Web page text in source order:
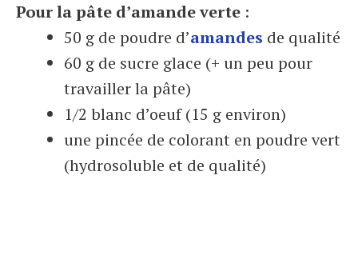
Pour la pâte d’amande verte :
50 g de poudre d’amandes de qualité
60 g de sucre glace (+ un peu pour
travailler la pâte)
1/2 blanc d’oeuf (15 g environ)
une pincée de colorant en poudre vert
(hydrosoluble et de qualité)